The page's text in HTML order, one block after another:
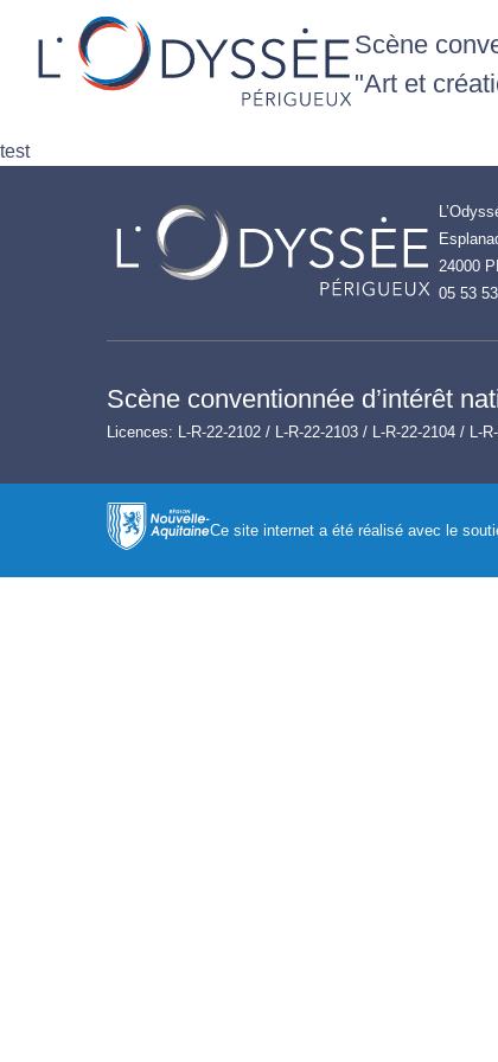
Scène
"Art et
test
24000
05 53
Scène conventionnée d’intérêt
Licences: L-R-22-2102 / L-R-22-2103 / L-R-22-2104 / L-
Ce site internet a été réalisé avec le